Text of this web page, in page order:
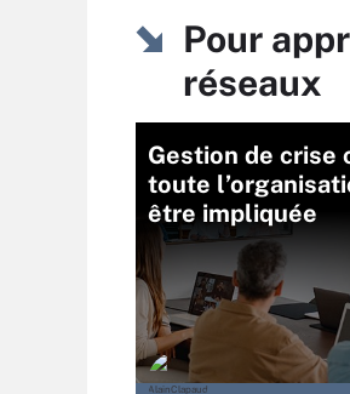
Pour
réseaux
Gestion de crise
toute
être impliquée